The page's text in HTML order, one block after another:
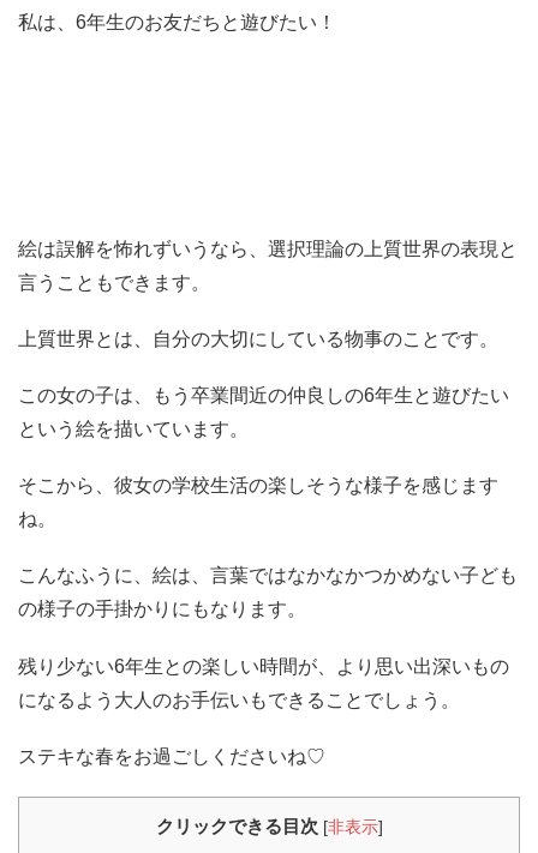
私は、6年生のお友だちと遊びたい！
絵は誤解を怖れずいうなら、選択理論の上質世界の表現と
言うこともできます。
上質世界とは、自分の大切にしている物事のことです。
この女の子は、もう卒業間近の仲良しの6年生と遊びたい
という絵を描いています。
そこから、彼女の学校生活の楽しそうな様子を感じます
ね。
こんなふうに、絵は、言葉ではなかなかつかめない子ども
の様子の手掛かりにもなります。
残り少ない6年生との楽しい時間が、より思い出深いもの
になるよう大人のお手伝いもできることでしょう。
ステキな春をお過ごしくださいね♡
クリックできる目次 [非表示]